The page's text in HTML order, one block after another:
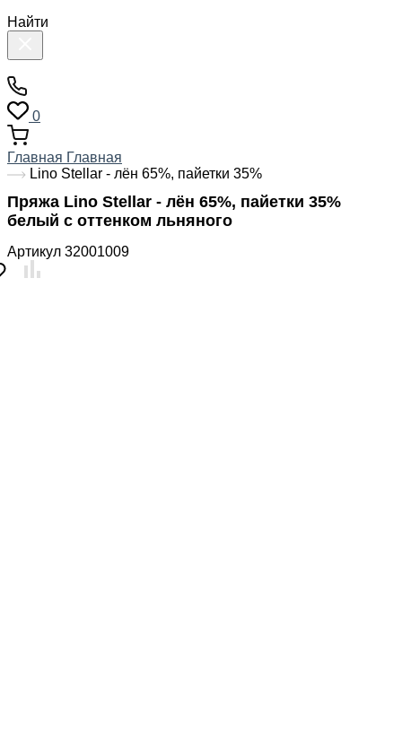
Найти
0
Главная Главная
Lino Stellar - лён 65%, пайетки 35%
Пряжа Lino Stellar - лён 65%, пайетки 35%
белый с оттенком льняного
Артикул 32001009